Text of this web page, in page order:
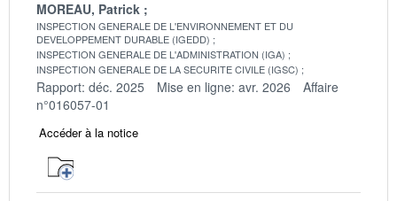
MOREAU, Patrick
INSPECTION GENERALE DE L'ENVIRONNEMENT ET DU
DEVELOPPEMENT DURABLE (IGEDD)
INSPECTION GENERALE DE L'ADMINISTRATION (IGA)
INSPECTION GENERALE DE LA SECURITE CIVILE (IGSC)
Rapport: déc. 2025 Mise en ligne: avr. 2026
Affaire
n°016057-01
Accéder à la notice